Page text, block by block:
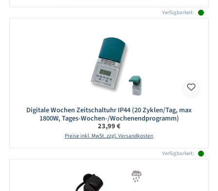
Verfügbarkeit:
Digitale Wochen Zeitschaltuhr IP44 (20 Zyklen/Tag, max
1800W, Tages-Wochen-/Wochenendprogramm)
Regulärer Preis:
23,99 €
Preise inkl. MwSt. zzgl. Versandkosten
Verfügbarkeit: